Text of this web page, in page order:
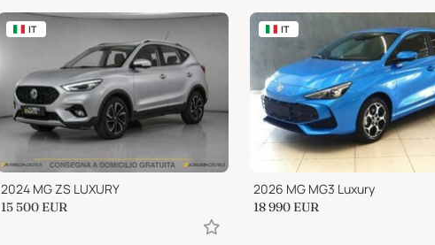
IT
2024 MG ZS LUXURY
15 500 EUR
IT
2026 MG MG3 Luxury
18 990 EUR